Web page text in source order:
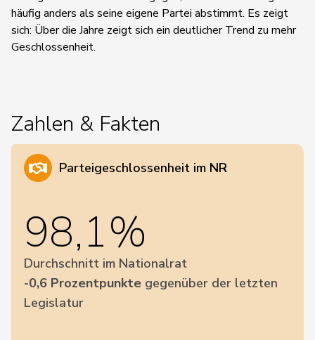
häufig anders als seine eigene Partei abstimmt. Es zeigt
sich: Über die Jahre zeigt sich ein deutlicher Trend zu mehr
Geschlossenheit.
Zahlen & Fakten
Parteigeschlossenheit im NR
98,1%
Durchschnitt im Nationalrat
-0,6 Prozentpunkte gegenüber der letzten
Legislatur